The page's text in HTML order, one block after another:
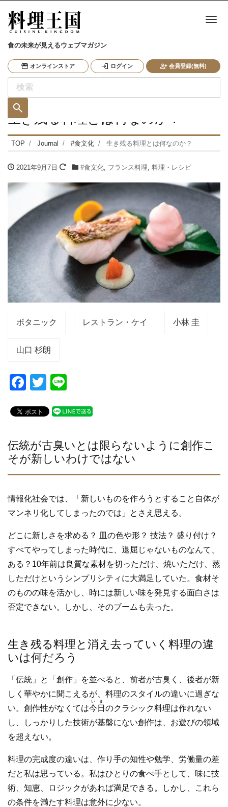
食の未来が見えるウェブマガジン
オンラインストア ログイン 会員登録(無料)
ナ
生き残る料理とは何なのか？
TOP Journal #食文化 生き残る料理とは何なのか？
2021年9月7日 #食文化, フランス料理, 料理・レシピ
ボタニック レストラン・ケイ 小林 圭
山口 杉朗
F
c
b
o
o
k
T
tt
e
伝統が古臭いとは限らないように創作こ
そが新しいわけではない
情報化社会では、「新しいものを作ろうとすること自体が
マンネリ化してしまったのでは」とさえ思える。
どこに新しさを求める？ 皿の色や形？ 技法？ 盛り付け？
すべてやってしまった時代に、退屈じゃないものなんて、
ある？10年前は良質な素材を切っただけ、焼いただけ、蒸
しただけというシンプリシティに大満足していた。食材そ
のものの味を活かし、時には新しい味を発見する面白さは
否定できない。しかし、そのブームも去った。
生き残る料理と消え去っていく料理の違
いは何だろう
「伝統」と「創作」を並べると、前者が古臭く、後者が新
しく華やかに聞こえるが、料理のスタイルの違いに過ぎな
い。創作性がなくては今日
いま
のクラシック料理は作れない
し、しっかりした技術が基盤にない創作は、お遊びの領域
を超えない。
料理の完成度の違いは、作り手の知性や勉学、労働量の差
だと私は思っている。私はひとりの食べ手として、味に技
術、知恵、ロジックがあれば満足できる。しかし、これら
の条件を満たす料理は意外に少ない。